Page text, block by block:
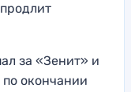
за «Зенит» и
окончании